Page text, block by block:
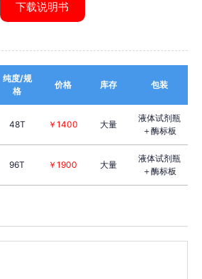
下载说明书
纯度/规
格
价格 库存 包装
48T ￥1400 大量
液体试剂瓶
＋酶标板
96T ￥1900 大量
液体试剂瓶
＋酶标板